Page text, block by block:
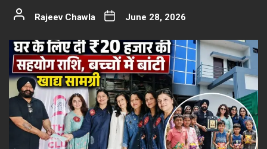
Rajeev Chawla June 28, 2026